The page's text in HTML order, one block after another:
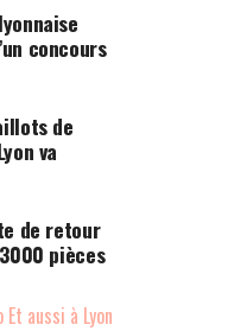
concours
de
va
de retour
pièces
aussi à Lyon